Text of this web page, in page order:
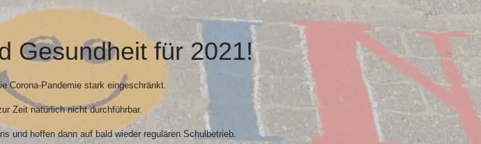
Gesundheit für 2021!
Corona-Pandemie stark eingeschränkt.
Zeit natürlich nicht durchführbar.
und hoffen dann auf bald wieder regulären Schulbetrieb.